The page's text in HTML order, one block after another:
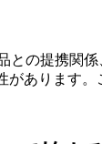
品との提携
があります